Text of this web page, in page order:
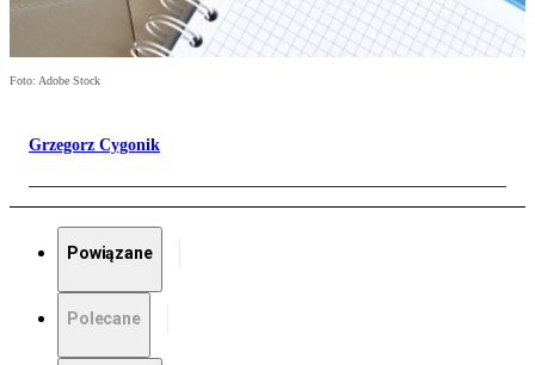
Foto: Adobe Stock
Grzegorz Cygonik
Powiązane
Polecane